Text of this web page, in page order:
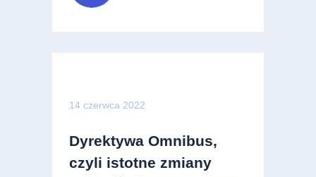
14 czerwca 2022
Dyrektywa Omnibus,
czyli istotne zmiany